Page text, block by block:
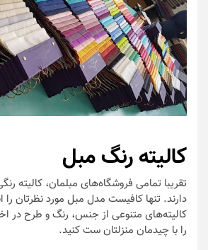
کالیته رنگ مبل
تقریبا تمامی فروشگاه‌های مبلمان، کالیته
دارند. تنها کافیست مدل مبل مورد نظرتان را
کالیته‌های متنوعی از جنس، رنگ و طرح در
را با چیدمان منزلتان ست کنید.